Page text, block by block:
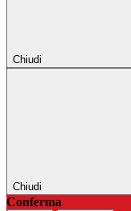
Chiudi
Chiudi
Conferma